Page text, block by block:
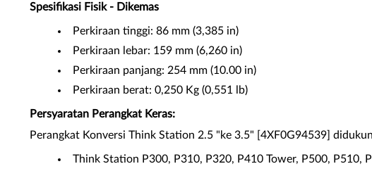
Spesifikasi Fisik - Dikemas
Perkiraan tinggi: 86 mm (3,385 in)
Perkiraan lebar: 159 mm (6,260 in)
Perkiraan panjang: 254 mm (10.00 in)
Perkiraan berat: 0,250 Kg (0,551 lb)
Persyaratan Perangkat Keras:
Perangkat Konversi Think Station 2.5 "ke 3.5" [4XF0G94539]
Think Station P300, P310, P320, P410 Tower, P500, P510,